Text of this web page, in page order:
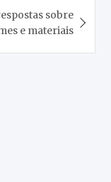
sobre
e materiais